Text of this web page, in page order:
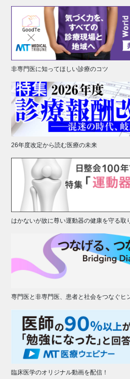
非専門医に知ってほしい診療のコツ
26年度改定から読む医療の未来
はかないが故に尊い運動器の健康を守る取
専門医と非専門医、患者と社会をつなぐヒ
臨床医学のオリジナル動画を配信！